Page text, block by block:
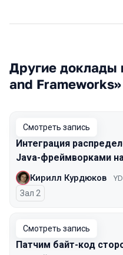
Другие доклады
and Frameworks»
Смотреть запись
Интеграция
Java-фреймворками
Кирилл Курдюков
Зал 2
Смотреть запись
Патчим байт-код